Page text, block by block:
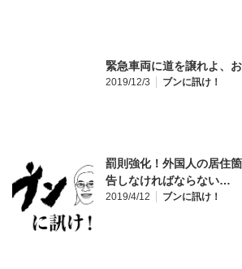
緊急車両に道を譲れよ、
2019/12/3 ブンに訊け！
罰則強化！外国人の居住
告しなければならない…
2019/4/12 ブンに訊け！